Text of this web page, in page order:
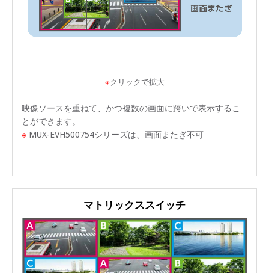
※クリックで拡大
映像ソースを重ねて、かつ複数の画面に跨いで表示するこ
とができます。
※ MUX-EVH500754シリーズは、画面またぎ不可
マトリックススイッチ